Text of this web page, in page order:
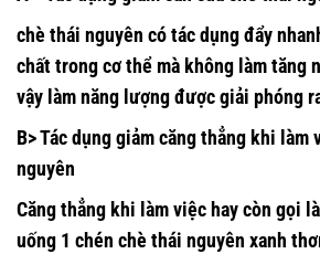
chè thái nguyên có tác dụng đẩy
chất trong cơ thể mà không làm tăng
vậy làm năng lượng được giải phóng
B> Tác dụng giảm căng thẳng khi làm
nguyên
Căng thẳng khi làm việc hay còn gọi
uống 1 chén chè thái nguyên xanh